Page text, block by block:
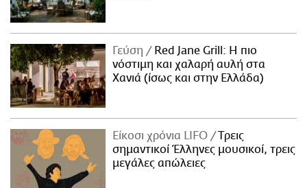
Γεύση
Red Jane Grill: Η πιο
νόστιμη και χαλαρή αυλή στα
Χανιά (ίσως και στην Ελλάδα)
Είκοσι χρόνια LIFO
Tρεις
σημαντικοί Έλληνες μουσικοί, τρεις
μεγάλες απώλειες